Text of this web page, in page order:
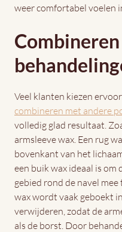
weer comfortabel voelen
Veel klanten kiezen
combineren met andere
volledig glad resultaat.
armsleeve wax. Een rug
bovenkant van het
een buik wax ideaal is om
gebied rond de navel
wax wordt vaak geboekt
verwijderen, zodat de
als de borst. Door